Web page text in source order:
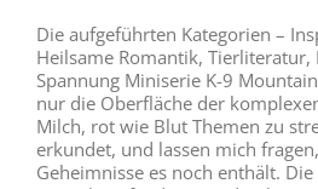
Die aufgeführten Kategorien –
Heilsame Romantik, Tierliteratur,
Spannung Miniserie K-9
nur die Oberfläche der
Milch, rot wie Blut Themen zu
erkundet, und lassen mich
Geheimnisse es noch enthält.